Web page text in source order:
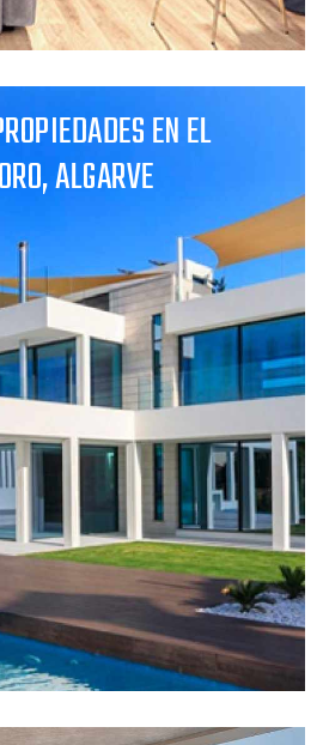
EN EL
ALGARVE